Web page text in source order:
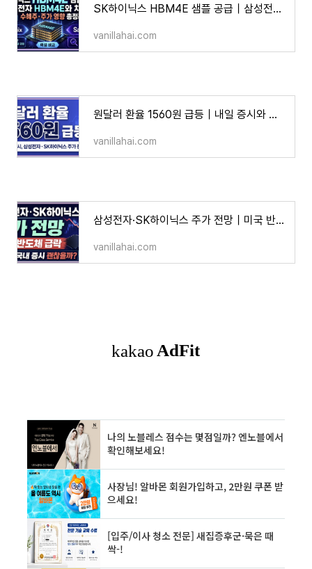
SK하이닉스 HBM4E 샘플 공급｜삼성전자 HBM4E와 차이점·수혜주·주가 영향 총정리
vanillahai.com
원달러 환율 1560원 급등｜내일 증시와 삼성전자·SK하이닉스 주가 괜찮을까?
vanillahai.com
삼성전자·SK하이닉스 주가 전망｜미국 반도체 급락 후 월요일 국내 증시 괜찮을까?
vanillahai.com